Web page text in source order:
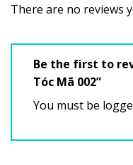
There are no reviews
Be the first to
Tóc Mã 002”
You must be